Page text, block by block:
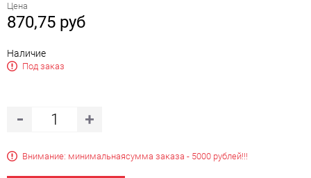
Цена
870,75 руб
Наличие
Под заказ
Внимание: минимальнаясумма заказа - 5000 рублей!!!